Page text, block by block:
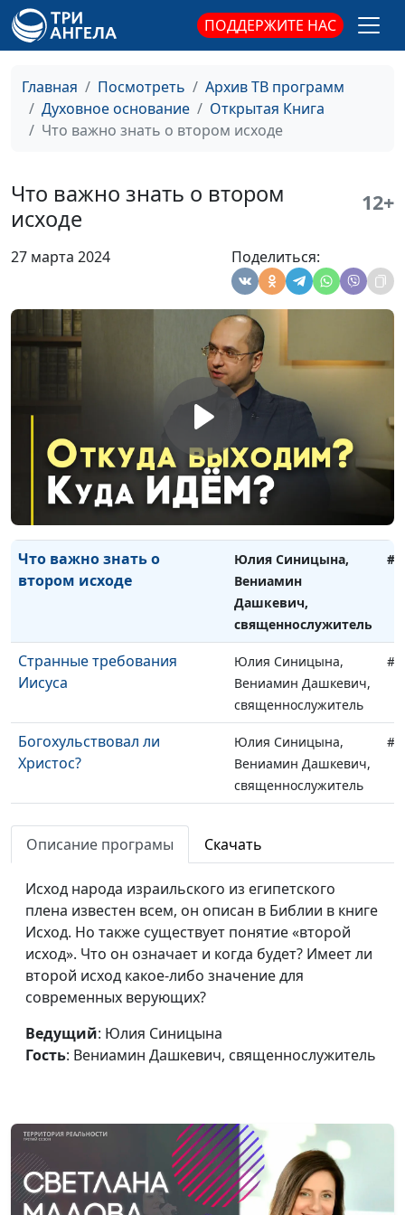
ПОДДЕРЖИТЕ НАС
Главная Посмотреть
Архив ТВ программ
Духовное основание
Открытая Книга
Что важно знать о втором исходе
Что важно знать о втором
исходе
12+
27 марта 2024 Поделиться:
Вениамин Дашкевич,
священнослужитель
благодать
Вениамин Дашкевич,
священнослужитель
священнослужитель
Куда пропал Ковчег Завета?
Вениамин Дашкевич,
священнослужитель
Что Иисус называл верой?
Юлия Синицына,
Вениамин Дашкевич,
священнослужитель
что в ней нового?
Юлия Синицына,
Вениамин Дашкевич,
священнослужитель
Главная цель жертвы
Иисуса Христа
Юлия Синицына,
Вениамин Дашкевич,
священнослужитель
Что важно знать о
втором исходе
Юлия Синицына,
Вениамин
Дашкевич,
священнослужитель
Странные требования
Иисуса
Юлия Синицына,
Вениамин Дашкевич,
священнослужитель
Богохульствовал ли
Христос?
Юлия Синицына,
Вениамин Дашкевич,
священнослужитель
Как двигать горы с
помощью молитвы
Вениамин Дашкевич,
священнослужитель
Почему Иисус выгнал из
храма торговцев?
Юлия Синицына,
Вениамин Дашкевич,
священнослужитель
В чём был виноват Иисус
Христос
Юлия Синицына,
Чего ожидали люди от
Юлия Синицына,
Что отвечал Иисус на
сложные вопросы?
Юлия Синицына,
Вениамин Дашкевич,
священнослужитель
Описание програмы Скачать
Исход народа израильского из египетского
плена известен всем, он описан в Библии в книге
Исход. Но также существует понятие «второй
исход». Что он означает и когда будет? Имеет ли
второй исход какое-либо значение для
современных верующих?
Ведущий: Юлия Синицына
Гость: Вениамин Дашкевич, священнослужитель